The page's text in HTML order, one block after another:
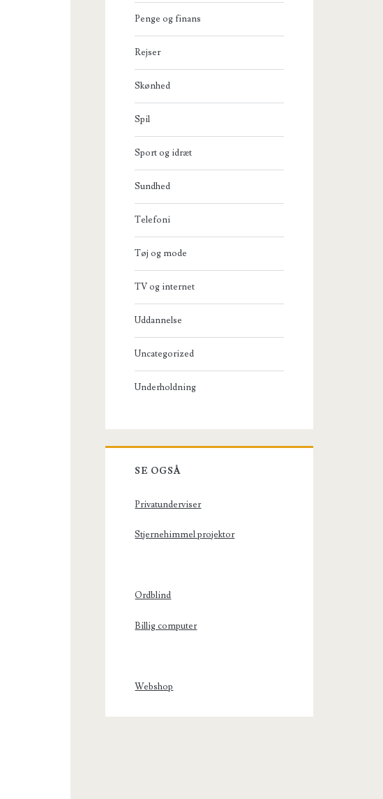
Penge og finans
Rejser
Skønhed
Spil
Sport og idræt
Sundhed
Telefoni
Tøj og mode
TV og internet
Uddannelse
Uncategorized
Underholdning
SE OGSÅ
Privatunderviser
Stjernehimmel projektor
Ordblind
Billig computer
Webshop